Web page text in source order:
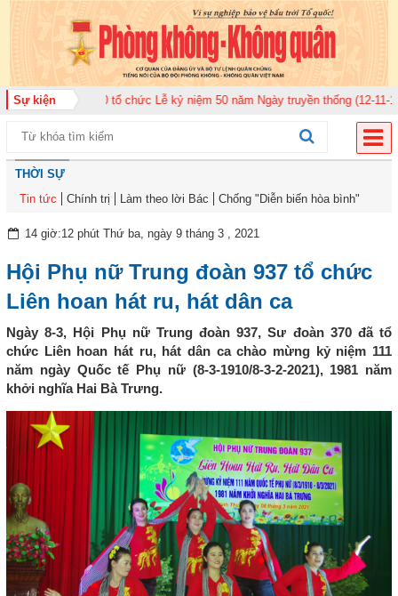
Sự kiệnquân 920 tổ chức Lễ kỷ niệm 50 năm Ngày truyền thống (12-11-1975/
THỜI SỰ
Tin tức
Chính trị Làm theo lời Bác Chống "Diễn biến hòa bình"
14 giờ:12 phút Thứ ba, ngày 9 tháng 3 , 2021
Hội Phụ nữ Trung đoàn 937 tổ chức
Liên hoan hát ru, hát dân ca
Ngày 8-3, Hội Phụ nữ Trung đoàn 937, Sư đoàn 370 đã tổ
chức Liên hoan hát ru, hát dân ca chào mừng kỷ niệm 111
năm ngày Quốc tế Phụ nữ (8-3-1910/8-3-2-2021), 1981 năm
khởi nghĩa Hai Bà Trưng.